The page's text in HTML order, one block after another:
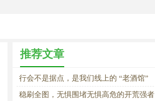
推荐文章
行会不是据点，是我们线上的 “老酒馆”
稳刷全图，无惧围堵无惧高危的开荒强者